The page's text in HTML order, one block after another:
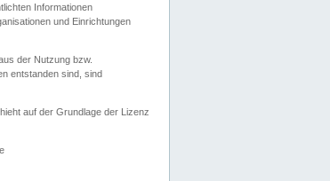
Informationen
und Einrichtungen
der Nutzung bzw.
entstanden sind, sind
auf der Grundlage der Lizenz